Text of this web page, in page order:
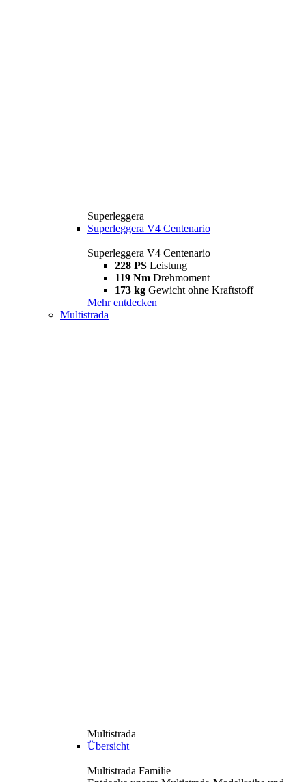
Superleggera
Superleggera V4 Centenario
Superleggera V4 Centenario
228 PS Leistung
119 Nm Drehmoment
173 kg Gewicht ohne Kraftstoff
Mehr entdecken
Multistrada
Multistrada
Übersicht
Multistrada Familie